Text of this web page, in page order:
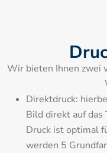
Wir bieten Ihnen zwei
Direktdruck:
Bild direkt auf das
Druck ist optimal
werden 5